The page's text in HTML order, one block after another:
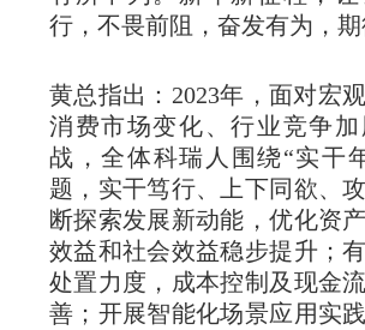
行，不畏前阻，奋发有为，期
黄总指出：2023年，面对宏
消费市场变化、行业竞争
战，全体科瑞人围绕“实干
题，实干笃行、上下同欲、
断探索发展新动能，优化资
效益和社会效益稳步提升；
处置力度，成本控制及现金
善；开展智能化场景应用实